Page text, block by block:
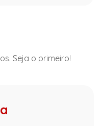
Seja o primeiro!